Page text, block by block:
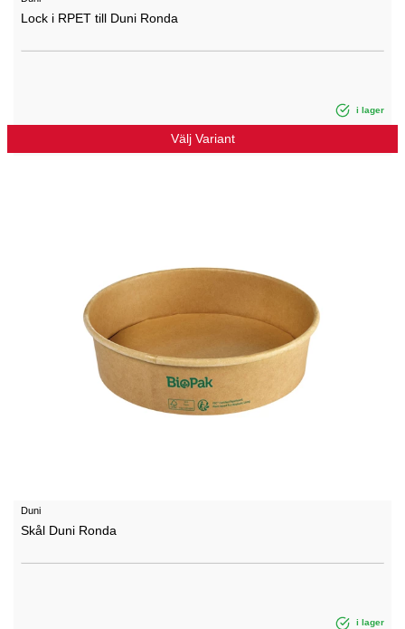
Lock i RPET till Duni Ronda
i lager
Välj Variant
Duni
Skål Duni Ronda
i lager